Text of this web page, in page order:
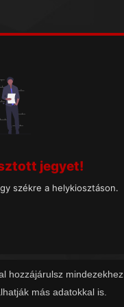
hozzájárulsz mindezekhez.
más adatokkal is.
jegyet!
székre a helykiosztáson.